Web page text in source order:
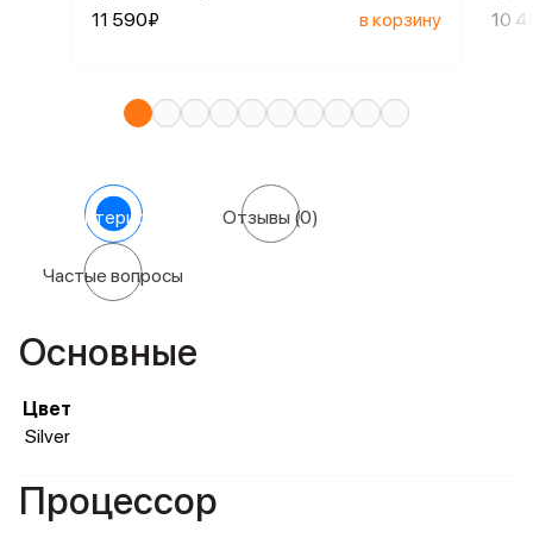
11 590₽
в корзину
10
Характеристики Отзывы (0)
Частые вопросы
Основные
Цвет
Silver
Процессор